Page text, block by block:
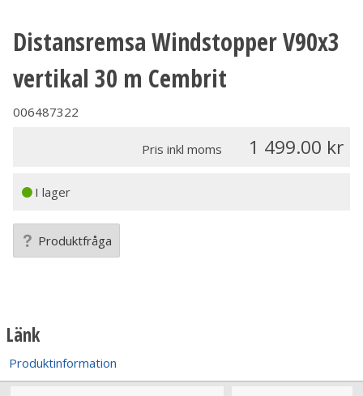
Distansremsa Windstopper V90x3
vertikal 30 m Cembrit
006487322
Pris inkl moms 1 499.00
I lager
Produktfråga
Länk
Produktinformation